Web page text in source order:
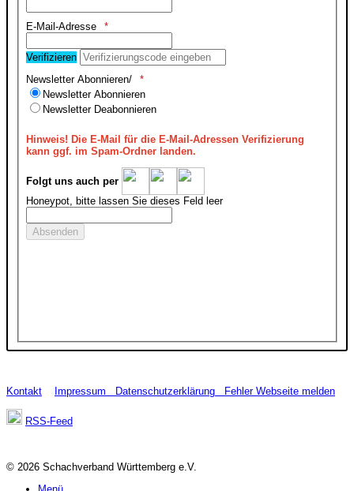
E-Mail-Adresse
Verifizieren
Newsletter Abonnieren/
Newsletter Abonnieren
Newsletter Deabonnieren
Hinweis! Die E-Mail für die E-Mail-Adressen Verifizierung
kann ggf. im Spam-Ordner landen.
Folgt uns auch per
Honeypot, bitte lassen Sie dieses Feld leer
Kontakt Impressum Datenschutzerklärung Fehler Webseite melden
RSS-Feed
© 2026 Schachverband Württemberg e.V.